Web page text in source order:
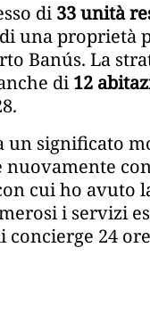
di33 unità
una proprietà
Banús. La
di12
un significato
cui ho avuto
i servizi
24